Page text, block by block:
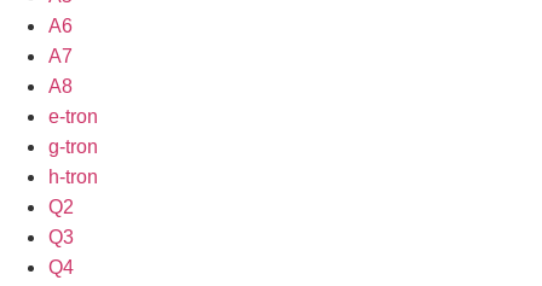
A6
A7
A8
e-tron
g-tron
h-tron
Q2
Q3
Q4